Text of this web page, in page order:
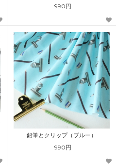
990円
鉛筆とクリップ（ブルー）
990円